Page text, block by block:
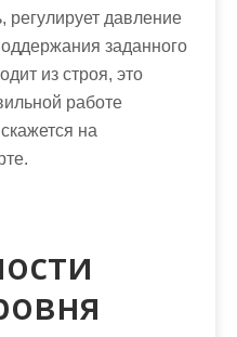
регулирует давление
заданного
из строя, это
работе
на